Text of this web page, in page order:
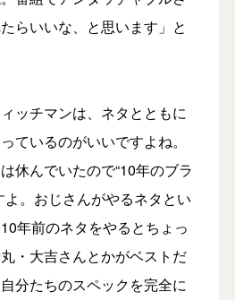
らいいな、と思います」と
ッチマンは、ネタとともに
ているのがいいですよね。
休んでいたので“10年のブラ
よ。おじさんがやるネタとい
年前のネタをやるとちょっ
・大吉さんとかがベストだ
分たちのスペックを完全に